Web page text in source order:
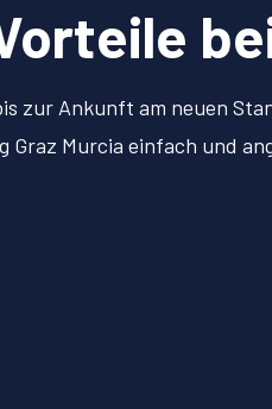
zur Ankunft am neuen
Murcia einfach und